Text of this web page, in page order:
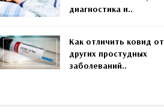
диагностика и..
Как отличить ковид от
других простудных
заболеваний..